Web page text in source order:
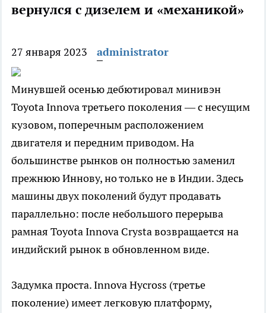
вернулся с дизелем и «механикой»
27 января 2023 administrator
Минувшей осенью дебютировал минивэн
Toyota Innova третьего поколения — с несущим
кузовом, поперечным расположением
двигателя и передним приводом. На
большинстве рынков он полностью заменил
прежнюю Иннову, но только не в Индии. Здесь
машины двух поколений будут продавать
параллельно: после небольшого перерыва
рамная Toyota Innova Crysta возвращается на
индийский рынок в обновленном виде.
Задумка проста. Innova Hycross (третье
поколение) имеет легковую платформу,